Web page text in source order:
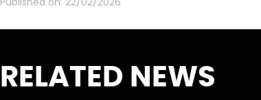
RELATED NEWS